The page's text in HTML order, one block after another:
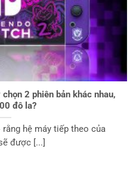
2 phiên bản khác nhau,
đô la?
hệ máy tiếp theo của
được [...]